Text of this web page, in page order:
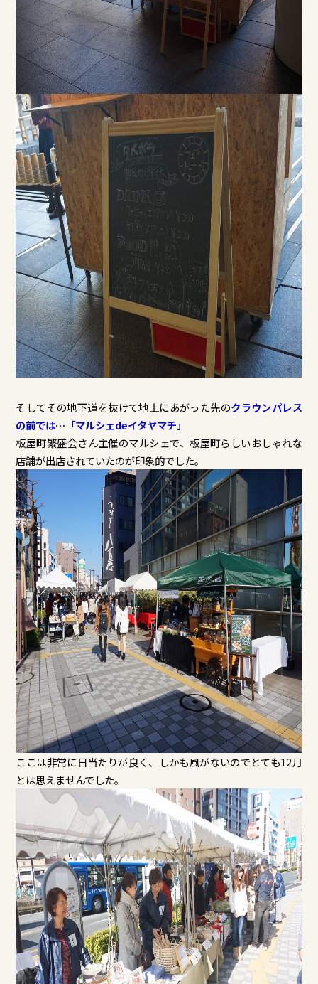
そしてその地下道を抜けて地上にあがった先のクラウンパレス
の前では…「マルシェdeイタヤマチ」
板屋町繁盛会さん主催のマルシェで、板屋町らしいおしゃれな
店舗が出店されていたのが印象的でした。
ここは非常に日当たりが良く、しかも風がないのでとても12月
とは思えませんでした。